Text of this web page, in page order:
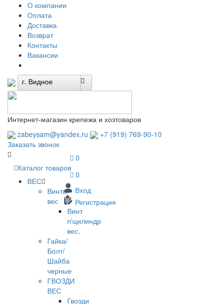
О компании
Оплата
Доставка
Возврат
Контакты
Вакансии
г. Видное
Интернет-магазин крепежа и хозтоваров
zabeysam@yandex.ru
+7 (919) 769-90-10
Заказать звонок
Каталог товаров
ВЕС
Винты
вес
Винт
п\цилиндр
вес.
Гайка/
Болт/
Шайба
черные
ГВОЗДИ
ВЕС
Гвозди
0
0
Вход
Регистрация